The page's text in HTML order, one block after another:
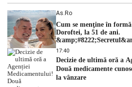
As.ro
Cum se menţine în
Doroftei, la 51 de ani.
dezvăluit
17:40
Decizie de ultimă oră a
Două medicamente
la vânzare